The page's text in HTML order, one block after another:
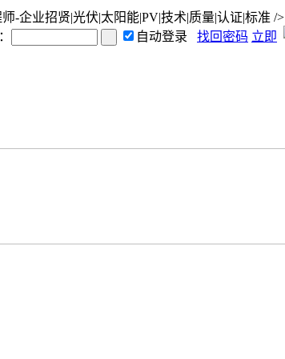
-企业招贤|光伏|太阳能|PV|技术|质量|认证|标准 />
自动登录 找回密码 立即